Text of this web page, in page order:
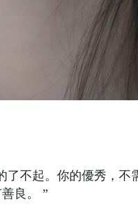
了不起。你的優秀，
良。 ”